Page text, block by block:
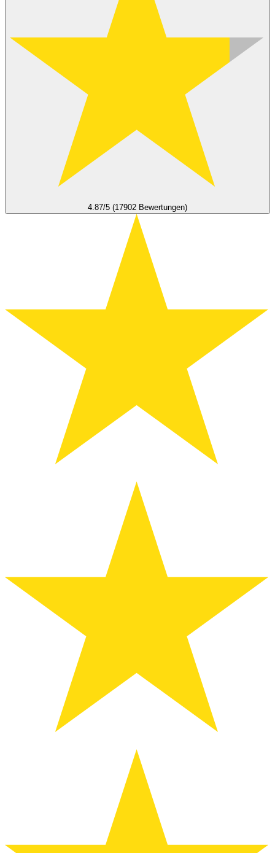
4.87/5 (17902 Bewertungen)